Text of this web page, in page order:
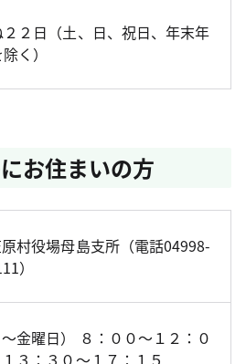
２日（土、日、祝日、年末年
く）
お住まいの方
村役場母島支所（電話04998-
）
～金曜日） ８：００～１２：０
３：３０～１７：１５